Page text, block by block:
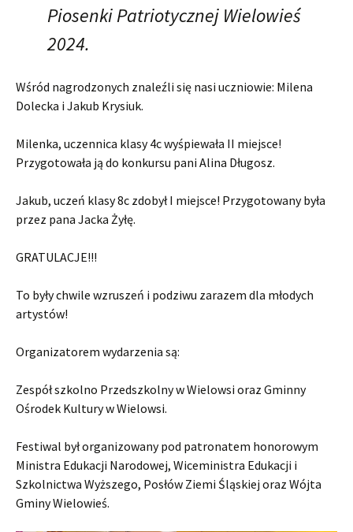
Piosenki Patriotycznej Wielowieś
2024.
Wśród nagrodzonych znaleźli się nasi uczniowie: Milena
Dolecka i Jakub Krysiuk.
Milenka, uczennica klasy 4c wyśpiewała II miejsce!
Przygotowała ją do konkursu pani Alina Długosz.
Jakub, uczeń klasy 8c zdobył I miejsce! Przygotowany była
przez pana Jacka Żyłę.
GRATULACJE!!!
To były chwile wzruszeń i podziwu zarazem dla młodych
artystów!
Organizatorem wydarzenia są:
Zespół szkolno Przedszkolny w Wielowsi oraz Gminny
Ośrodek Kultury w Wielowsi.
Festiwal był organizowany pod patronatem honorowym
Ministra Edukacji Narodowej, Wiceministra Edukacji i
Szkolnictwa Wyższego, Posłów Ziemi Śląskiej oraz Wójta
Gminy Wielowieś.